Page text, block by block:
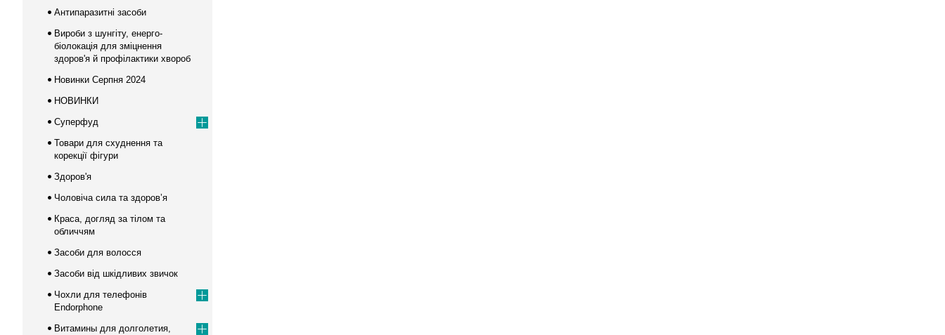
Антипаразитні засоби
Вироби з шунгіту, енерго-
біолокація для зміцнення
здоров'я й профілактики хвороб
Новинки Серпня 2024
НОВИНКИ
Суперфуд
Товари для схуднення та
корекції фігури
Здоров'я
Чоловіча сила та здоров’я
Краса, догляд за тілом та
обличчям
Засоби для волосся
Засоби від шкідливих звичок
Чохли для телефонів
Endorphone
Витамины для долголетия,